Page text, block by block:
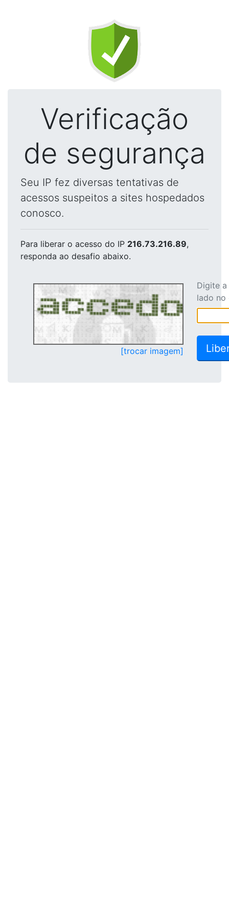
Verificação
de segurança
Seu IP fez diversas tentativas de
acessos suspeitos a sites hospedados
conosco.
Para liberar o acesso do IP 216.73.216.89,
responda ao desafio abaixo.
[trocar imagem]
Digite
lado no